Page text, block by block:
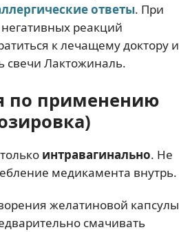
ответы. При
реакций
к лечащему доктору и
свечи Лактожиналь.
по применению
интравагинально. Не
медикамента внутрь.
желатиновой капсулы
смачивать